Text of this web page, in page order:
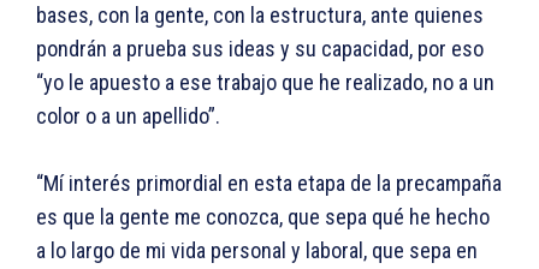
bases, con la gente, con la estructura, ante quienes
pondrán a prueba sus ideas y su capacidad, por eso
“yo le apuesto a ese trabajo que he realizado, no a un
color o a un apellido”.
“Mí interés primordial en esta etapa de la precampaña
es que la gente me conozca, que sepa qué he hecho
a lo largo de mi vida personal y laboral, que sepa en